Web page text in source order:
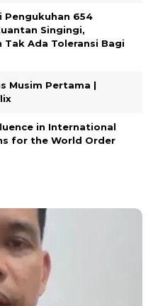
Pengukuhan 654
Singingi,
Tak Ada Toleransi Bagi
Musim Pertama |
in International
for the World Order